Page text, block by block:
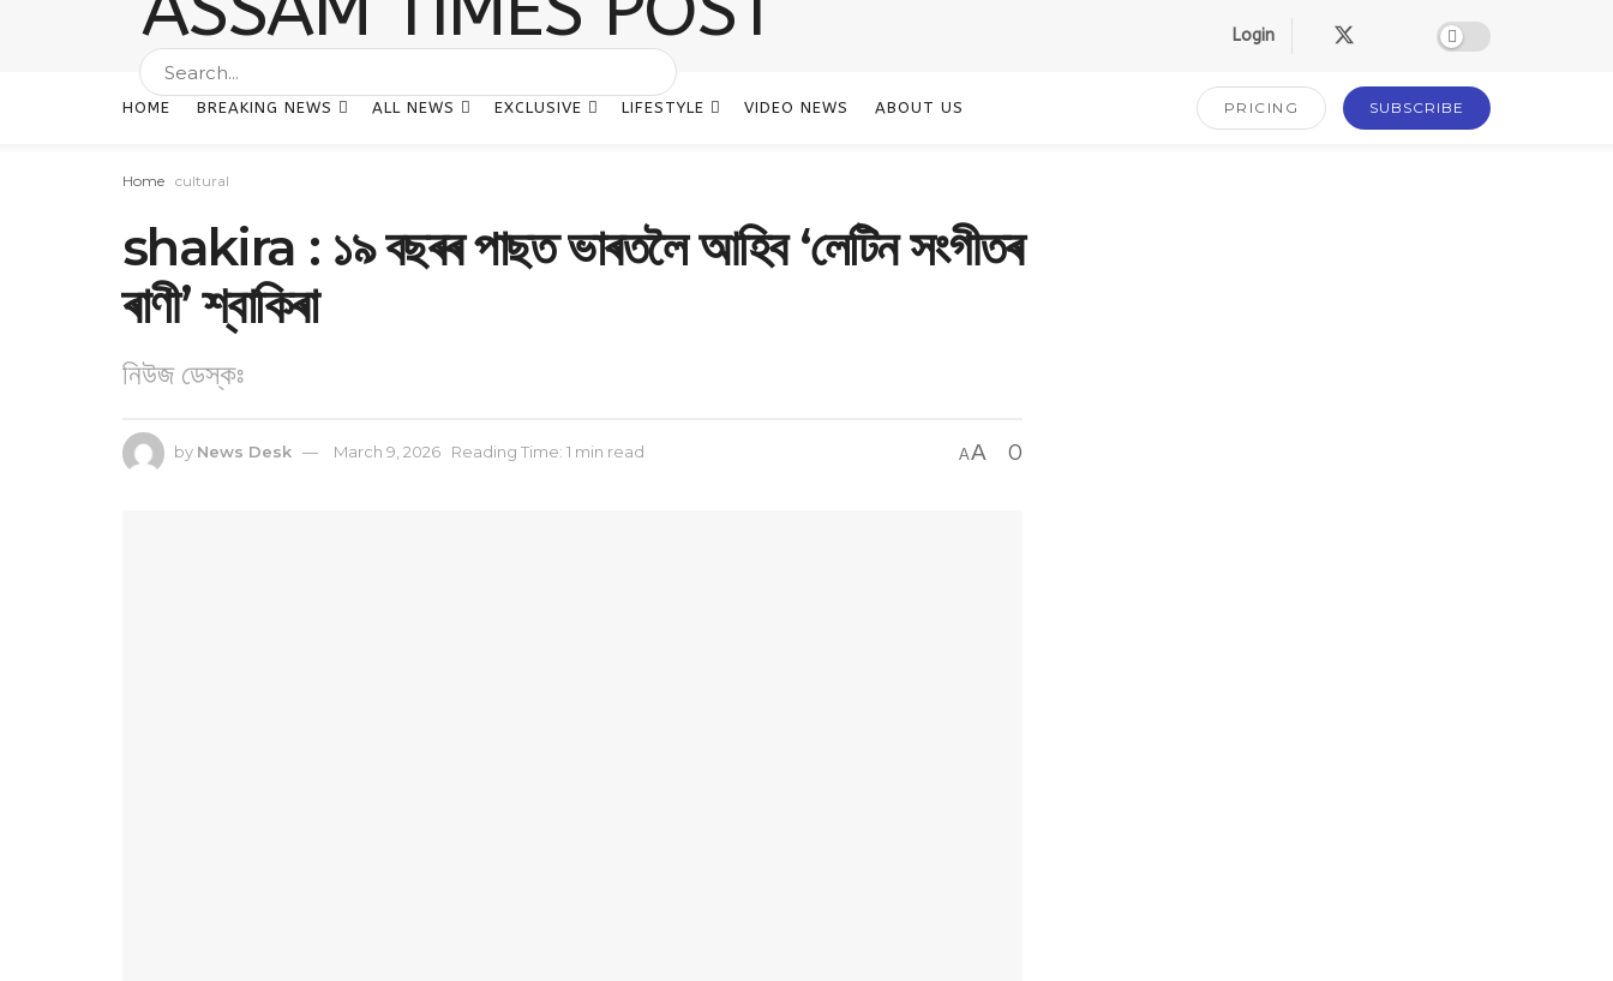
Login
HOME BREAKING NEWS ALL NEWS EXCLUSIVE LIFESTYLE VIDEO NEWS ABOUT US PRICING SUBSCRIBE
Home cultural
shakira : ১৯ বছৰৰ পাছত ভাৰতলৈ আহিব ‘লেটিন সংগীতৰ
ৰাণী’ শ্বাকিৰা
নিউজ ডেস্কঃ
by News Desk March 9, 2026 Reading Time: 1 min read AA 0